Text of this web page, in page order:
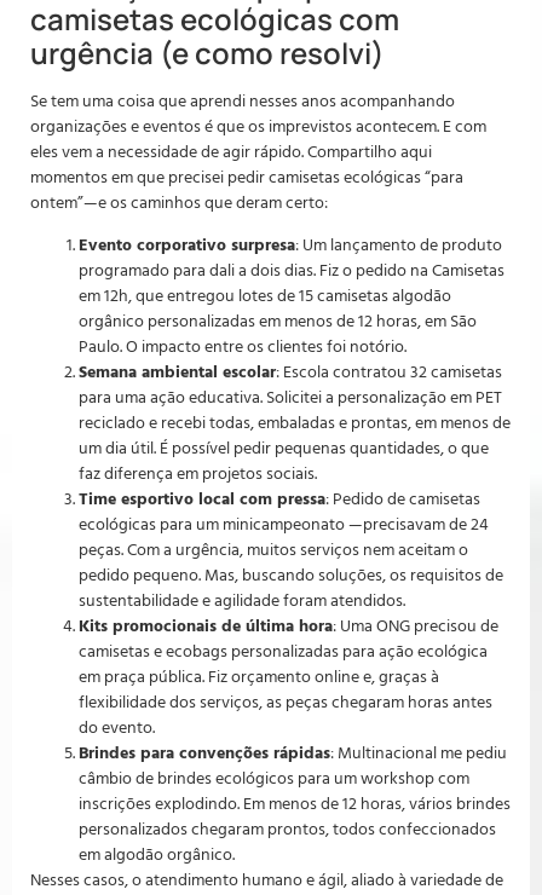
camisetas ecológicas com
urgência (e como resolvi)
Se tem uma coisa que aprendi nesses anos acompanhando
organizações e eventos é que os imprevistos acontecem. E com
eles vem a necessidade de agir rápido. Compartilho aqui
momentos em que precisei pedir camisetas ecológicas “para
ontem”—e os caminhos que deram certo:
Evento corporativo surpresa: Um lançamento de produto
programado para dali a dois dias. Fiz o pedido na Camisetas
em 12h, que entregou lotes de 15 camisetas algodão
orgânico personalizadas em menos de 12 horas, em São
Paulo. O impacto entre os clientes foi notório.
Semana ambiental escolar: Escola contratou 32 camisetas
para uma ação educativa. Solicitei a personalização em PET
reciclado e recebi todas, embaladas e prontas, em menos de
um dia útil. É possível pedir pequenas quantidades, o que
faz diferença em projetos sociais.
Time esportivo local com pressa: Pedido de camisetas
ecológicas para um minicampeonato —precisavam de 24
peças. Com a urgência, muitos serviços nem aceitam o
pedido pequeno. Mas, buscando soluções, os requisitos de
sustentabilidade e agilidade foram atendidos.
Kits promocionais de última hora: Uma ONG precisou de
camisetas e ecobags personalizadas para ação ecológica
em praça pública. Fiz orçamento online e, graças à
flexibilidade dos serviços, as peças chegaram horas antes
do evento.
Brindes para convenções rápidas: Multinacional me pediu
câmbio de brindes ecológicos para um workshop com
inscrições explodindo. Em menos de 12 horas, vários brindes
personalizados chegaram prontos, todos confeccionados
em algodão orgânico.
Nesses casos, o atendimento humano e ágil, aliado à variedade de